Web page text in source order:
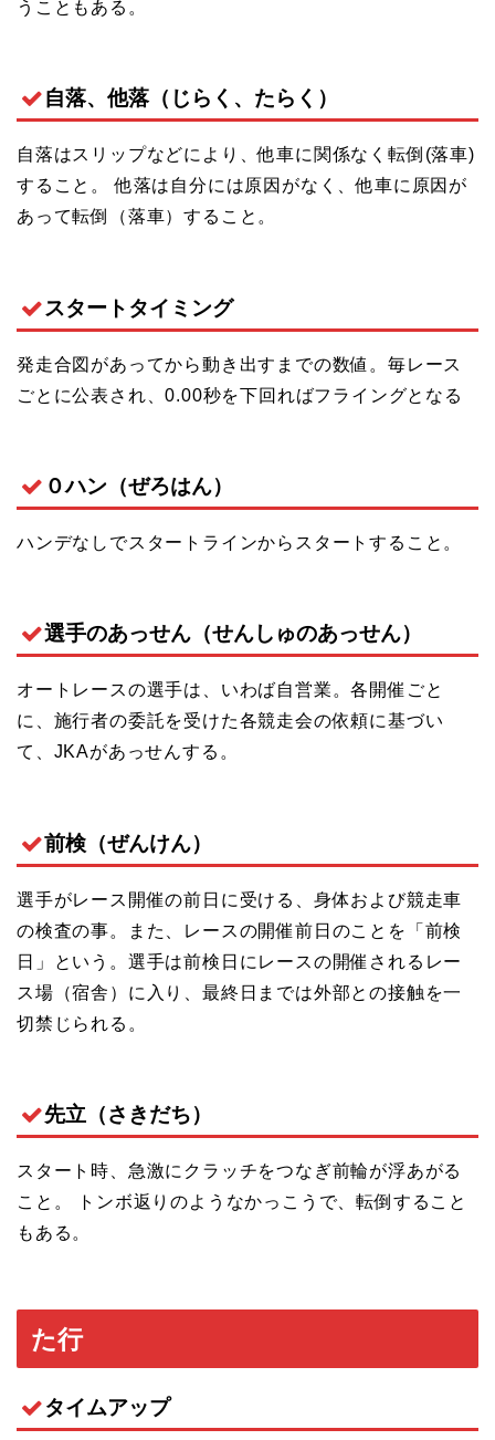
うこともある。
自落、他落（じらく、たらく）
自落はスリップなどにより、他車に関係なく転倒(落車)
すること。 他落は自分には原因がなく、他車に原因が
あって転倒（落車）すること。
スタートタイミング
発走合図があってから動き出すまでの数値。毎レース
ごとに公表され、0.00秒を下回ればフライングとなる
０ハン（ぜろはん）
ハンデなしでスタートラインからスタートすること。
選手のあっせん（せんしゅのあっせん）
オートレースの選手は、いわば自営業。各開催ごと
に、施行者の委託を受けた各競走会の依頼に基づい
て、JKAがあっせんする。
前検（ぜんけん）
選手がレース開催の前日に受ける、身体および競走車
の検査の事。また、レースの開催前日のことを「前検
日」という。選手は前検日にレースの開催されるレー
ス場（宿舎）に入り、最終日までは外部との接触を一
切禁じられる。
先立（さきだち）
スタート時、急激にクラッチをつなぎ前輪が浮あがる
こと。 トンボ返りのようなかっこうで、転倒すること
もある。
た行
タイムアップ